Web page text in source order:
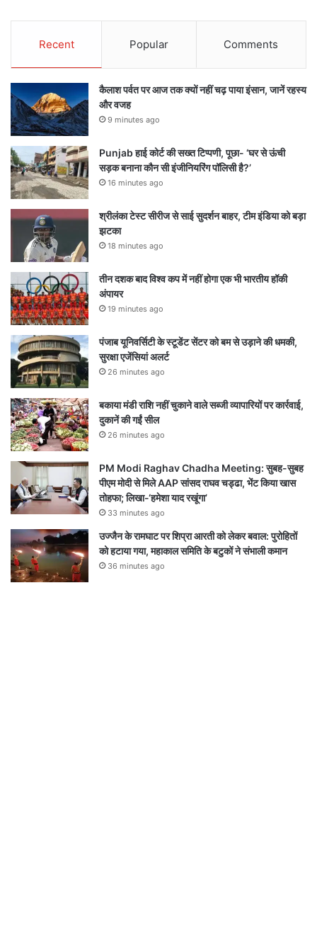
Recent Popular Comments
कैलाश पर्वत पर आज तक क्यों नहीं चढ़ पाया इंसान, जानें रहस्य
और वजह
9 minutes ago
Punjab हाई कोर्ट की सख्त टिप्पणी, पूछा- ‘घर से ऊंची
सड़क बनाना कौन सी इंजीनियरिंग पॉलिसी है?’
16 minutes ago
श्रीलंका टेस्ट सीरीज से साई सुदर्शन बाहर, टीम इंडिया को बड़ा
झटका
18 minutes ago
तीन दशक बाद विश्व कप में नहीं होगा एक भी भारतीय हॉकी
अंपायर
19 minutes ago
पंजाब यूनिवर्सिटी के स्टूडेंट सेंटर को बम से उड़ाने की धमकी,
सुरक्षा एजेंसियां अलर्ट
26 minutes ago
बकाया मंडी राशि नहीं चुकाने वाले सब्जी व्यापारियों पर कार्रवाई,
दुकानें की गईं सील
26 minutes ago
PM Modi Raghav Chadha Meeting: सुबह-सुबह
पीएम मोदी से मिले AAP सांसद राघव चड्ढा, भेंट किया खास
तोहफा; लिखा-‘हमेशा याद रखूंगा’
33 minutes ago
उज्जैन के रामघाट पर शिप्रा आरती को लेकर बवाल: पुरोहितों
को हटाया गया, महाकाल समिति के बटुकों ने संभाली कमान
36 minutes ago